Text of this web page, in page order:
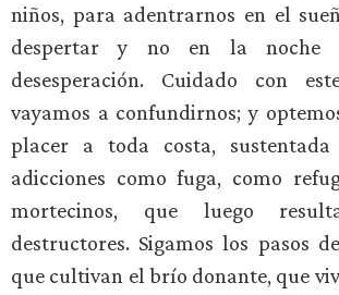
niños, para adentrarnos en el
despertar y no en la noche
desesperación. Cuidado con
vayamos a confundirnos; y
placer a toda costa,
adicciones como fuga, como
mortecinos, que luego
destructores. Sigamos los pasos
que cultivan el brío donante, que